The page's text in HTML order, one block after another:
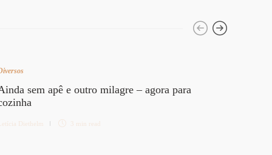
sem apê e outro milagre – agora para
Diethelm 3 min read